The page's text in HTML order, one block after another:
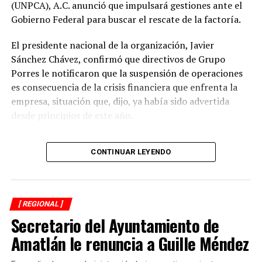
(UNPCA), A.C. anunció que impulsará gestiones ante el
Gobierno Federal para buscar el rescate de la factoría.
El presidente nacional de la organización, Javier
Sánchez Chávez, confirmó que directivos de Grupo
Porres le notificaron que la suspensión de operaciones
es consecuencia de la crisis financiera que enfrenta la
empresa, situación que, dijo, ya había sido advertida
desde principios de este año.
El dirigente sostuvo que una de las prioridades es
garantizar que los productores reciban el pago íntegro
empresa se comprometió a cubrir los adeudos conforme
a la ley y a los acuerdos establecidos al concluir la
molienda.
El Ingenio San Pedro abastecía entre 17 mil y 18 mil
hectáreas de cultivo y concentraba la producción de
CONTINUAR LEYENDO
[ REGIONAL ]
Secretario del Ayuntamiento de
Amatlán le renuncia a Guille Méndez